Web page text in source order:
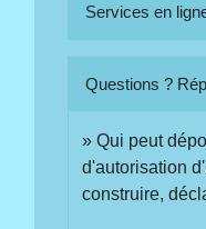
Services en
Questions ?
Qui peut
d'autorisation
construire,